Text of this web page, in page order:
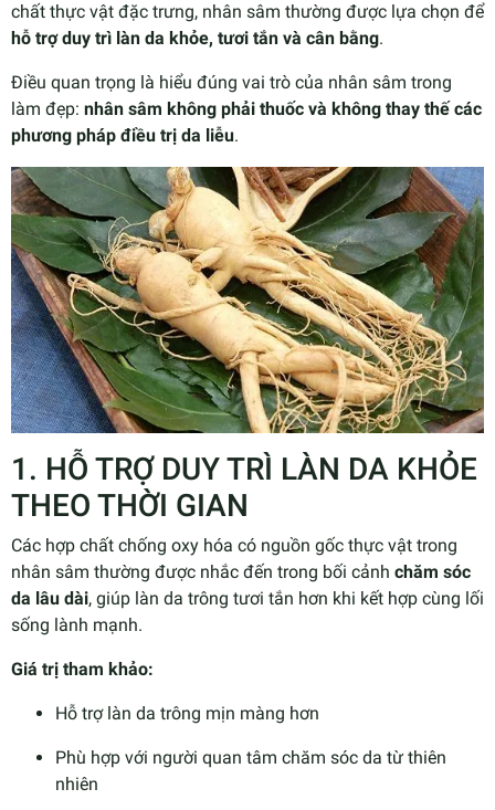
chất thực vật đặc trưng, nhân sâm thường được lựa chọn để
hỗ trợ duy trì làn da khỏe, tươi tắn và cân bằng.
Điều quan trọng là hiểu đúng vai trò của nhân sâm trong
làm đẹp: nhân sâm không phải thuốc và không thay thế các
phương pháp điều trị da liễu.
1. HỖ TRỢ DUY TRÌ LÀN DA KHỎE
THEO THỜI GIAN
Các hợp chất chống oxy hóa có nguồn gốc thực vật trong
nhân sâm thường được nhắc đến trong bối cảnh chăm sóc
da lâu dài, giúp làn da trông tươi tắn hơn khi kết hợp cùng lối
sống lành mạnh.
Giá trị tham khảo:
Hỗ trợ làn da trông mịn màng hơn
Phù hợp với người quan tâm chăm sóc da từ thiên
nhiên